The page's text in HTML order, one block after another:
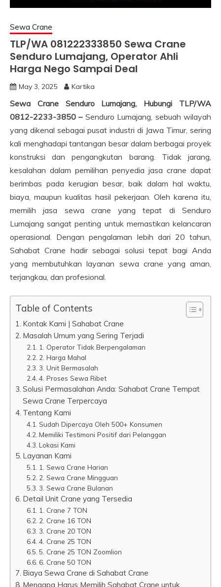
Sewa Crane
TLP/WA 081222333850 Sewa Crane
Senduro Lumajang, Operator Ahli
Harga Nego Sampai Deal
May 3, 2025 Kartika
Sewa Crane Senduro Lumajang, Hubungi TLP/WA
0812-2233-3850 – Senduro Lumajang, sebuah wilayah
yang dikenal sebagai pusat industri di Jawa Timur, sering
kali menghadapi tantangan besar dalam berbagai proyek
konstruksi dan pengangkutan barang. Tidak jarang,
kesalahan dalam pemilihan penyedia jasa crane dapat
berimbas pada kerugian besar, baik dalam hal waktu,
biaya, maupun kualitas hasil pekerjaan. Oleh karena itu,
memilih jasa sewa crane yang tepat di Senduro
Lumajang sangat penting untuk memastikan kelancaran
operasional. Dengan pengalaman lebih dari 20 tahun,
Sahabat Crane hadir sebagai solusi tepat bagi Anda
yang membutuhkan layanan sewa crane yang aman,
terjangkau, dan profesional.
Table of Contents
Kontak Kami | Sahabat Crane
Masalah Umum yang Sering Terjadi
1. Operator Tidak Berpengalaman
2. Harga Mahal
3. Unit Bermasalah
4. Proses Sewa Ribet
Solusi Permasalahan Anda: Sahabat Crane Tempat
Sewa Crane Terpercaya
Tentang Kami
Sudah Dipercaya Oleh 500+ Konsumen
Memiliki Testimoni Positif dari Pelanggan
Lokasi Kami
Layanan Kami
1. Sewa Crane Harian
2. Sewa Crane Mingguan
3. Sewa Crane Bulanan
Detail Unit Crane yang Tersedia
1. Crane 7 TON
2. Crane 16 TON
3. Crane 20 TON
4. Crane 25 TON
5. Crane 25 TON Zoomlion
6. Crane 50 TON
Biaya Sewa Crane di Sahabat Crane
Mengapa Harus Memilih Sahabat Crane untuk